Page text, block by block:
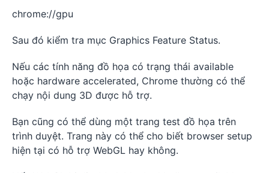
chrome://gpu
Sau đó kiểm tra mục Graphics Feature Status.
Nếu các tính năng đồ họa có trạng thái available
hoặc hardware accelerated, Chrome thường có thể
chạy nội dung 3D được hỗ trợ.
Bạn cũng có thể dùng một trang test đồ họa trên
trình duyệt. Trang này có thể cho biết browser setup
hiện tại có hỗ trợ WebGL hay không.